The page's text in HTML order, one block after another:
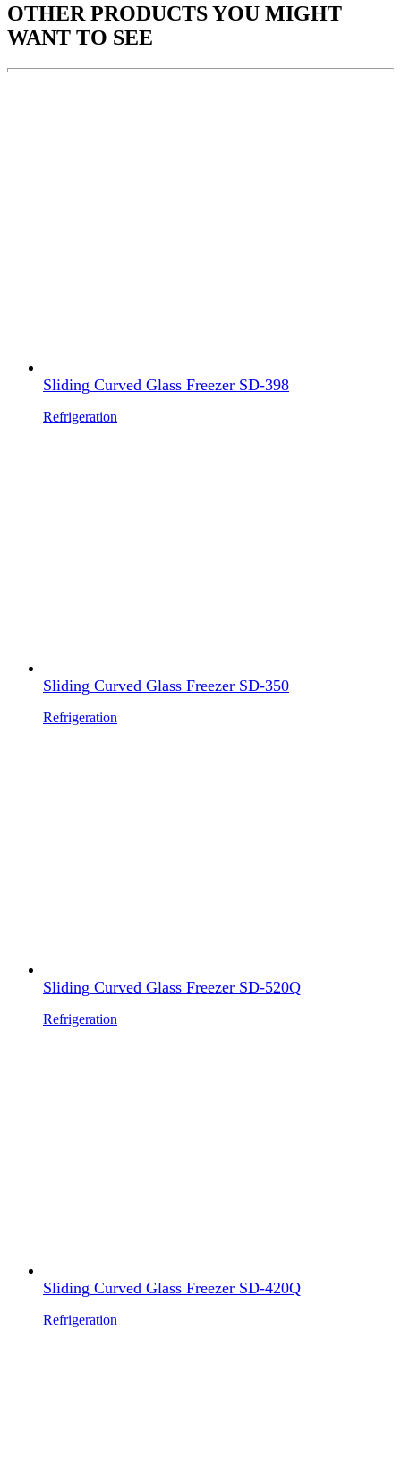
OTHER PRODUCTSYOU MIGHT
WANT TO SEE
Sliding Curved Glass Freezer SD-398
Refrigeration
Sliding Curved Glass Freezer SD-350
Refrigeration
Sliding Curved Glass Freezer SD-520Q
Refrigeration
Sliding Curved Glass Freezer SD-420Q
Refrigeration